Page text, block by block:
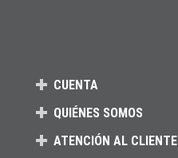
CUENTA
QUIÉNES SOMOS
ATENCIÓN AL CLIENTE